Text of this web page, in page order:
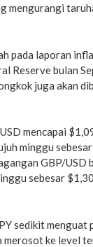
mengurangi
pada laporan
Reserve bulan
juga akan
mencapai
minggu
GBP/USD
sebesar
sedikit
ke level